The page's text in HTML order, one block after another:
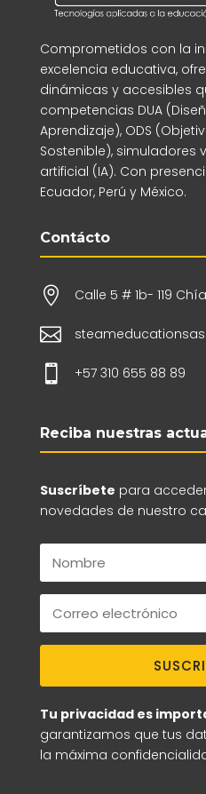
Comprometidos con la
excelencia educativa,
dinámicas y accesibles
competencias DUA
Aprendizaje), ODS
Sostenible), simuladores
artificial (IA). Con
Ecuador, Perú y México.
Contácto
 Calle 5 # 1b- 119 Chía

 +57 310 655 88 89
Reciba nuestras
Suscríbete para
novedades de nuestro
Tu privacidad es
garantizamos que tus
la máxima